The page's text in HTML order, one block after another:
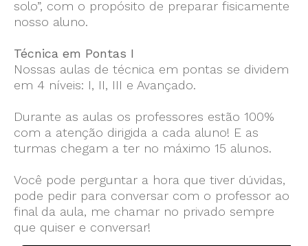
solo”, com o propósito de preparar fisicamente
nosso aluno.
Técnica em Pontas I
Nossas aulas de técnica em pontas se dividem
em 4 níveis: I, II, III e Avançado.
Durante as aulas os professores estão 100%
com a atenção dirigida a cada aluno! E as
turmas chegam a ter no máximo 15 alunos.
Você pode perguntar a hora que tiver dúvidas,
pode pedir para conversar com o professor ao
final da aula, me chamar no privado sempre
que quiser e conversar!